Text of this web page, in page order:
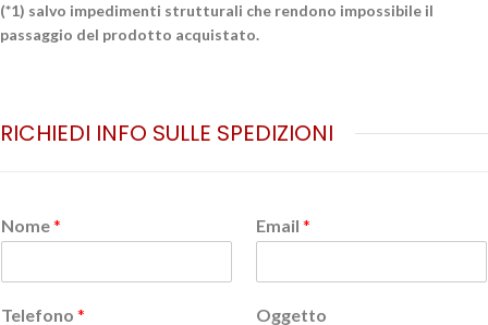
(*1) salvo impedimenti strutturali che rendono impossibile il
passaggio del prodotto acquistato.
RICHIEDI INFO SULLE SPEDIZIONI
Nome* Email *
Telefono * Oggetto